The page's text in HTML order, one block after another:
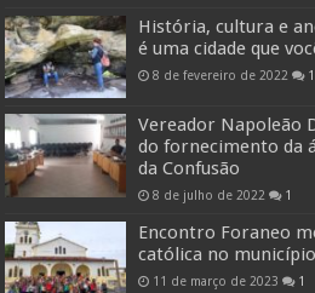
História, cultura e
é uma cidade que
8 de fevereiro de 2022 1
Vereador Napoleão
do fornecimento da
da Confusão
8 de julho de 2022 1
Encontro Foraneo
católica no
11 de março de 2023 1